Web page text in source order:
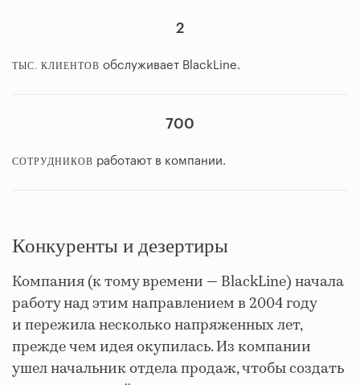
2
ТЫС. КЛИЕНТОВ обслуживает BlackLine.
700
СОТРУДНИКОВ работают в компании.
Конкуренты и дезертиры
Компания (к тому времени — BlackLine) начала
работу над этим направлением в 2004 году
и пережила несколько напряженных лет,
прежде чем идея окупилась. Из компании
ушел начальник отдела продаж, чтобы создать